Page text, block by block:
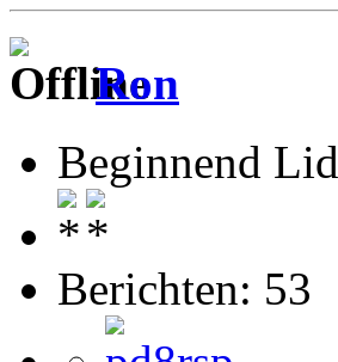
Ron
Beginnend Lid
Berichten: 53